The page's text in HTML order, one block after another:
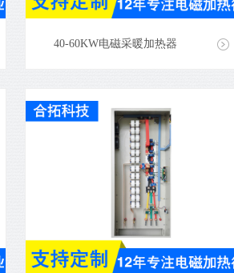
40-60KW电磁采暖加热器